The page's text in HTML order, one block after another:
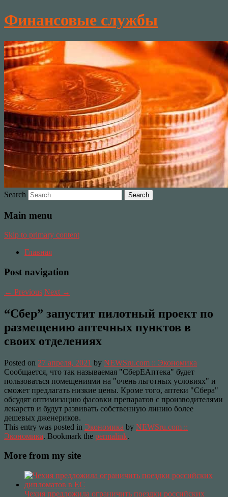
Финансовые службы
Search
Main menu
Skip to primary content
Главная
Post navigation
← Previous Next →
“Сбер” запустит пилотный проект по
размещению аптечных пунктов в
своих отделениях
Posted on 27 апреля, 2021 by NEWSru.com :: Экономика
Сообщается, что так называемая "СберЕАптека" будет
пользоваться помещениями на "очень льготных условиях" и
сможет предлагать низкие цены. Кроме того, аптеки "Сбера"
обсудят оптимизацию фасовки препаратов с производителями
лекарств и будут развивать собственную линию более
дешевых дженериков.
This entry was posted in Экономика by NEWSru.com ::
Экономика. Bookmark the permalink.
More from my site
Чехия предложила ограничить поездки российских